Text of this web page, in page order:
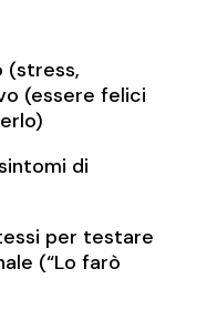
(stress,
(essere felici
di
per testare
(“Lo farò